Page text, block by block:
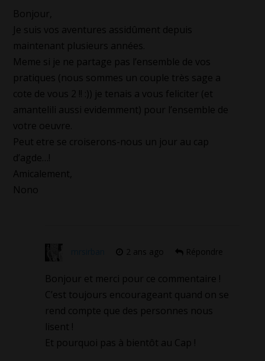
Bonjour,
Je suis vos aventures assidûment depuis
maintenant plusieurs années.
Meme si je ne partage pas l’ensemble de vos
pratiques (nous sommes un couple très sage a
cote de vous 2 !! :)) je tenais a vous feliciter (et
amantelili aussi evidemment) pour l’ensemble de
votre oeuvre.
Peut etre se croiserons-nous un jour au cap
d’agde…!
Amicalement,
Nono
2 ans ago Répondre
Bonjour et merci pour ce commentaire !
C’est toujours encourageant quand on se
rend compte que des personnes nous
lisent !
Et pourquoi pas à bientôt au Cap !